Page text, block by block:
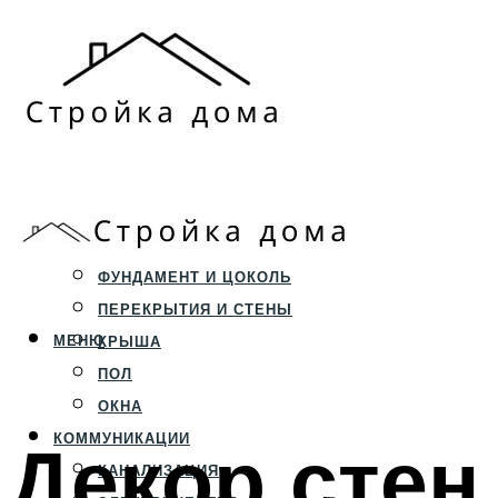
СТРОИТЕЛЬСТВО
ФУНДАМЕНТ И ЦОКОЛЬ
ПЕРЕКРЫТИЯ И СТЕНЫ
КРЫША
ПОЛ
ОКНА
КОММУНИКАЦИИ
КАНАЛИЗАЦИЯ
МЕНЮ